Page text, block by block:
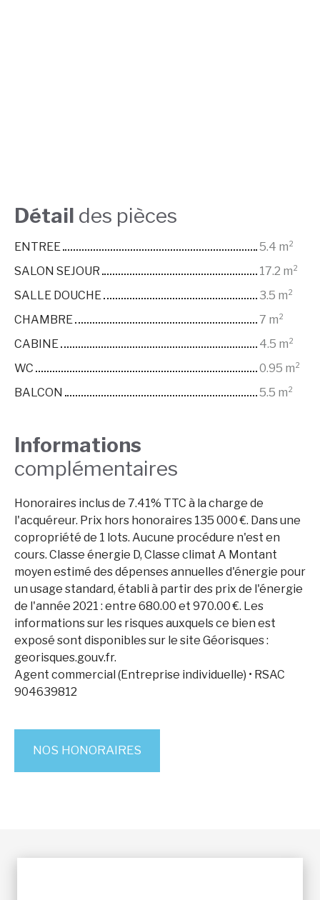
Détail des pièces
ENTREE
5.4 m²
SALON SEJOUR
17.2 m²
SALLE DOUCHE
3.5 m²
CHAMBRE
7 m²
CABINE
4.5 m²
WC
0.95 m²
BALCON
5.5 m²
Informations
complémentaires
Honoraires inclus de 7.41% TTC à la charge de
l'acquéreur. Prix hors honoraires 135 000 €. Dans une
copropriété de 1 lots. Aucune procédure n'est en
cours. Classe énergie D, Classe climat A Montant
moyen estimé des dépenses annuelles d'énergie pour
un usage standard, établi à partir des prix de l'énergie
de l'année 2021 : entre 680.00 et 970.00 €. Les
informations sur les risques auxquels ce bien est
exposé sont disponibles sur le site Géorisques :
georisques.gouv.fr.
Agent commercial (Entreprise individuelle) • RSAC
904639812
NOS HONORAIRES